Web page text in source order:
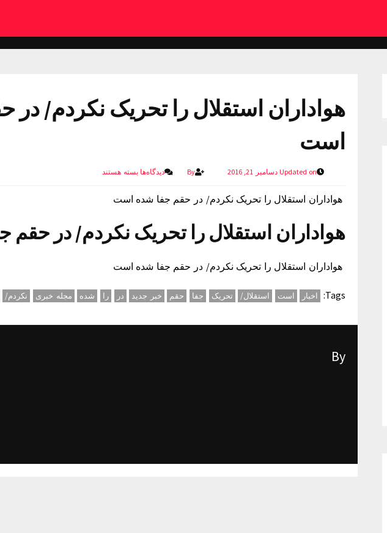
هواداران استقلال را تحریک نکردم/
است
Updated on دسامبر 21, 2016 By دیدگاه‌هابسته هستند
هواداران استقلال را تحریک نکردم/ در حقم جفا شده است
هواداران استقلال را تحریک نکردم/ در
هواداران استقلال را تحریک نکردم/ در حقم جفا شده است
Tags: اخبار است استقلال/ تحریک جفا حقم خبر جدید در را شده مجله خبری نکردم/
By